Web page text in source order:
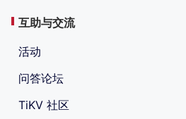
互助与交流
活动
问答论坛
TiKV 社区